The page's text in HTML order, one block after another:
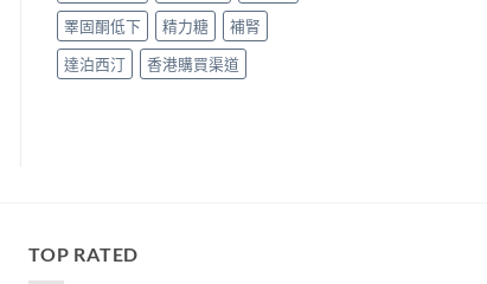
睪固酮低下
精力糖
補腎
達泊西汀
香港購買渠道
TOP RATED